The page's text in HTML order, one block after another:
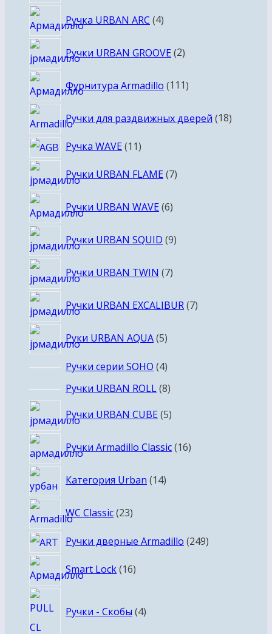
Ручка URBAN ARC 44
Ручки URBAN GROOVE 22
Фурнитура Armadillo 111111
Ручки для раздвижных дверей 1818
Ручка WAVE 1111
Ручки URBAN FLAME 77
Ручки URBAN WAVE 66
Ручки URBAN SQUID 99
Ручки URBAN TWIN 77
Ручки URBAN EXCALIBUR 77
Руки URBAN AQUA 55
Ручки серии SOHO 44
товара
Ручки URBAN ROLL 88
Ручки URBAN CUBE 55
Ручки Armadillo Classic 1616
Категория Urban 1414
WC Classic 2323
Ручки дверные Armadillo 249249
Smart Lock 1616
Ручки - Скобы 4товара